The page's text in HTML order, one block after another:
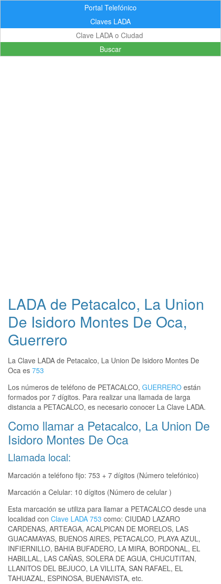
Portal Telefónico
Claves LADA
Buscar
LADA de Petacalco, La Union
De Isidoro Montes De Oca,
Guerrero
La Clave LADA de Petacalco, La Union De Isidoro Montes De
Oca es 753
Los números de teléfono de PETACALCO, GUERRERO están
formados por 7 dígitos. Para realizar una llamada de larga
distancia a PETACALCO, es necesario conocer La Clave LADA.
Como llamar a Petacalco, La Union De
Isidoro Montes De Oca
Llamada local:
Marcación a teléfono fijo: 753 + 7 dígitos (Número telefónico)
Marcación a Celular: 10 dígitos (Número de celular )
Esta marcación se utiliza para llamar a PETACALCO desde una
localidad con Clave LADA 753 como: CIUDAD LAZARO
CARDENAS, ARTEAGA, ACALPICAN DE MORELOS, LAS
GUACAMAYAS, BUENOS AIRES, PETACALCO, PLAYA AZUL,
INFIERNILLO, BAHIA BUFADERO, LA MIRA, BORDONAL, EL
HABILLAL, LAS CAÑAS, SOLERA DE AGUA, CHUCUTITAN,
LLANITOS DEL BEJUCO, LA VILLITA, SAN RAFAEL, EL
TAHUAZAL, ESPINOSA, BUENAVISTA, etc.